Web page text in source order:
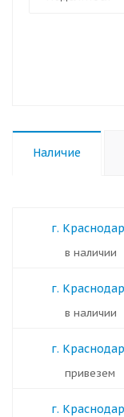
Наличие
г.
в наличии
г.
в наличии
г.
Привезем
г.